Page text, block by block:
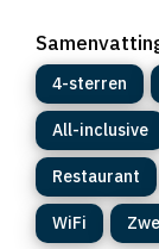
4-sterren
All-inclusive
Restaurant
WiFi